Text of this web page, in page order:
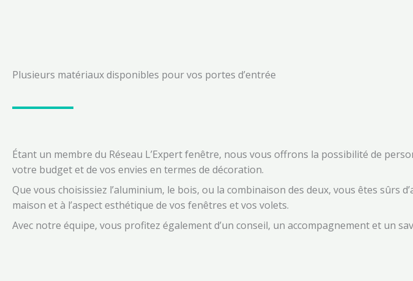
Plusieurs matériaux disponibles pour vos portes d’entrée
Étant un membre du Réseau L’Expert fenêtre, nous vous offrons la possibilité de
votre budget et de vos envies en termes de décoration.
Que vous choisissiez l’aluminium, le bois, ou la combinaison des deux, vous êtes sûrs
maison et à l’aspect esthétique de vos fenêtres et vos volets.
Avec notre équipe, vous profitez également d’un conseil, un accompagnement et un